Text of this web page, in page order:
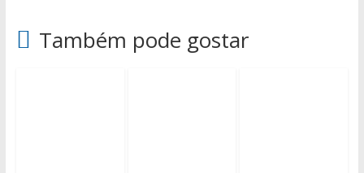
Também pode gostar